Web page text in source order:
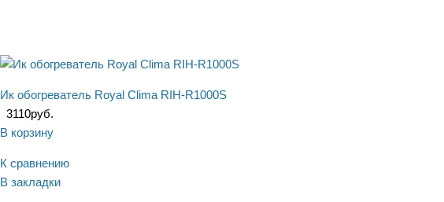
Ик обогреватель Royal Clima RIH-R1000S
3110руб.
В корзину
К сравнению
В закладки